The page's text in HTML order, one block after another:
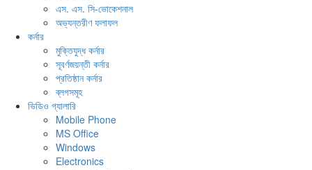
এস. এস. সি-ভোকেশনাল
অভ্যন্তরীণ ফলাফল
কর্নার
মুক্তিযুদ্ধ কর্নার
সূবর্ণজয়ন্তী কর্নার
প্রতিষ্ঠান কর্নার
ব্লগসমূহ
ভিডিও গ্যালারি
Mobile Phone
MS Office
Windows
Electronics